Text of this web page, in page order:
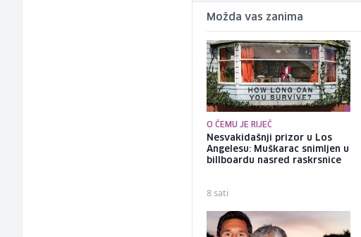
Možda vas zanima
O ČEMU JE RIJEČ
Nesvakidašnji prizor u Los
Angelesu: Muškarac snimljen u
billboardu nasred raskrsnice
8 sati